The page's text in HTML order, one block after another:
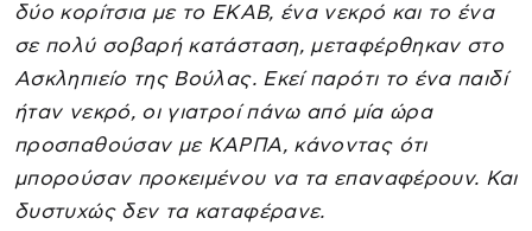
δύο κορίτσια με το ΕΚΑΒ, ένα νεκρό και το ένα
σε πολύ σοβαρή κατάσταση, μεταφέρθηκαν στο
Ασκληπιείο της Βούλας. Εκεί παρότι το ένα παιδί
ήταν νεκρό, οι γιατροί πάνω από μία ώρα
προσπαθούσαν με ΚΑΡΠΑ, κάνοντας ότι
μπορούσαν προκειμένου να τα επαναφέρουν. Και
δυστυχώς δεν τα καταφέρανε.